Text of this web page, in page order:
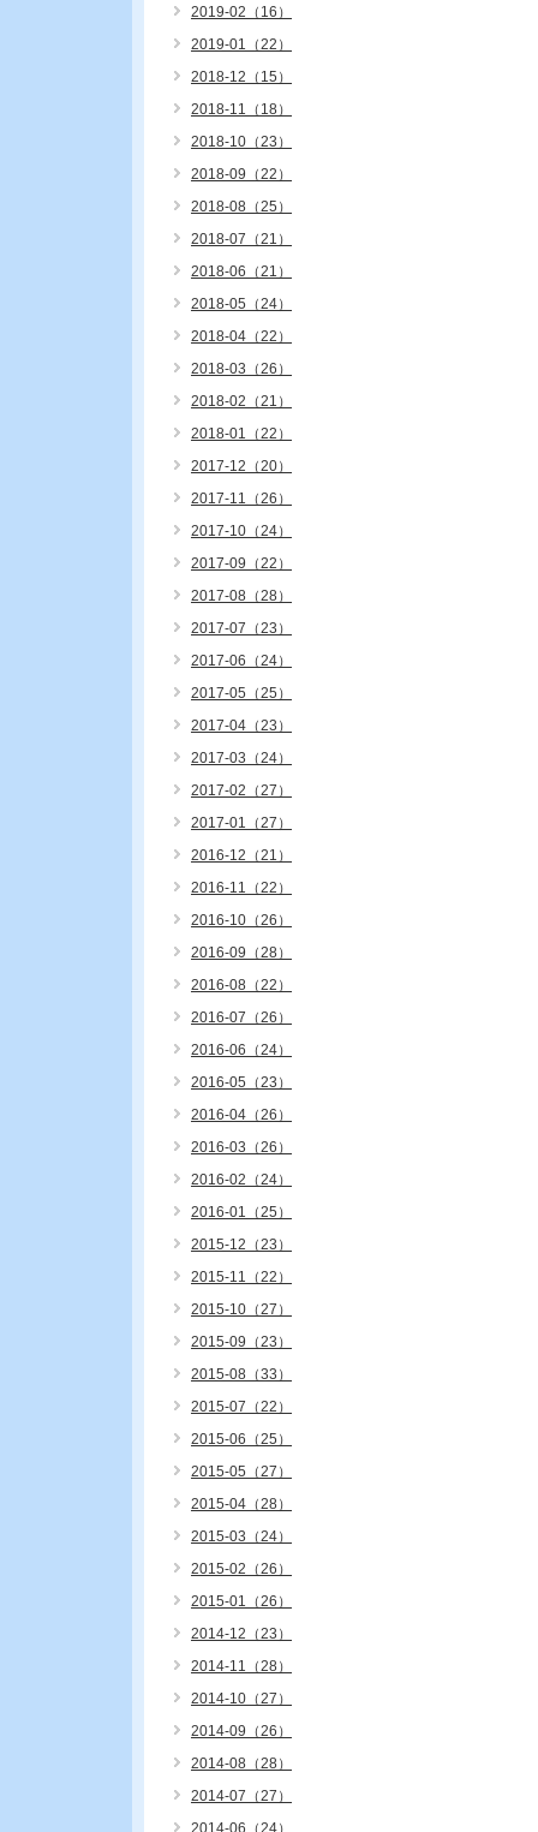
2019-02（16）
2019-01（22）
2018-12（15）
2018-11（18）
2018-10（23）
2018-09（22）
2018-08（25）
2018-07（21）
2018-06（21）
2018-05（24）
2018-04（22）
2018-03（26）
2018-02（21）
2018-01（22）
2017-12（20）
2017-11（26）
2017-10（24）
2017-09（22）
2017-08（28）
2017-07（23）
2017-06（24）
2017-05（25）
2017-04（23）
2017-03（24）
2017-02（27）
2017-01（27）
2016-12（21）
2016-11（22）
2016-10（26）
2016-09（28）
2016-08（22）
2016-07（26）
2016-06（24）
2016-05（23）
2016-04（26）
2016-03（26）
2016-02（24）
2016-01（25）
2015-12（23）
2015-11（22）
2015-10（27）
2015-09（23）
2015-08（33）
2015-07（22）
2015-06（25）
2015-05（27）
2015-04（28）
2015-03（24）
2015-02（26）
2015-01（26）
2014-12（23）
2014-11（28）
2014-10（27）
2014-09（26）
2014-08（28）
2014-07（27）
2014-06（24）